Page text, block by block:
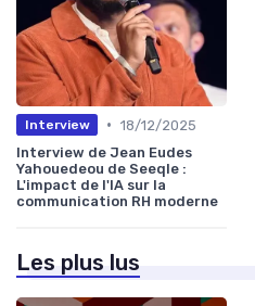
Interview • 18/12/2025
Interview de Jean Eudes
Yahouedeou de Seeqle :
L'impact de l'IA sur la
communication RH moderne
Les plus lus